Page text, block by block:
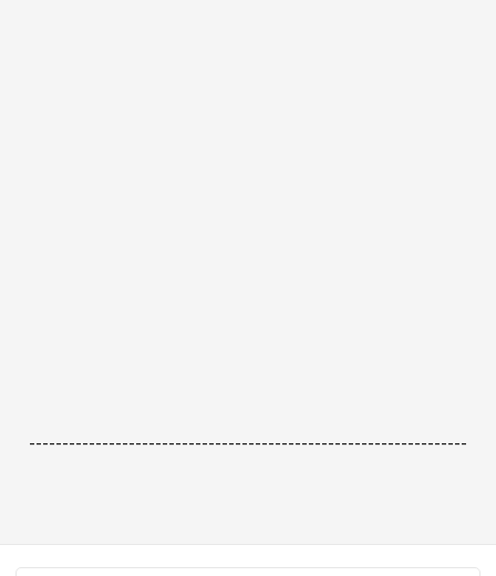
------------------------------------------------------------------